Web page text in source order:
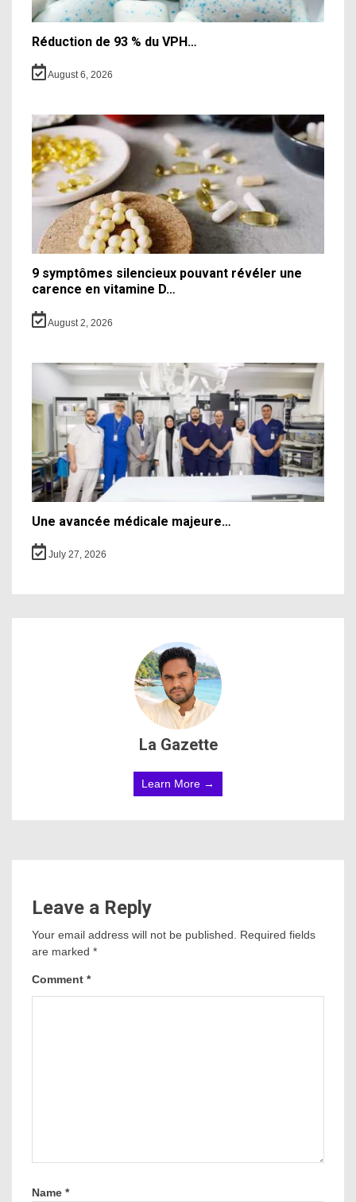
Réduction de 93 % du VPH…
August 6, 2026
9 symptômes silencieux pouvant révéler une
carence en vitamine D…
August 2, 2026
Une avancée médicale majeure…
July 27, 2026
La Gazette
Learn More →
Leave a Reply
Your email address will not be published.
Required fields
are marked *
Comment *
Name *